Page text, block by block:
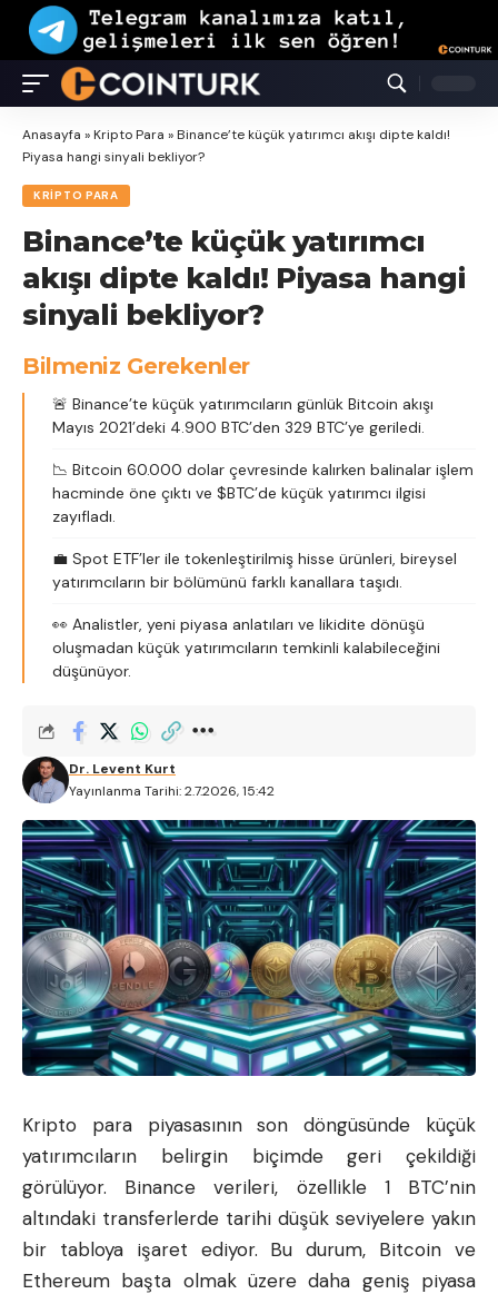
Anasayfa »Kripto Para »Binance’te küçük yatırımcı akışı dipte kaldı!
Piyasa hangi sinyali bekliyor?
KRIPTO PARA
Binance’te küçük yatırımcı
akışı dipte kaldı! Piyasa hangi
sinyali bekliyor?
Bilmeniz Gerekenler
🚨 Binance’te küçük yatırımcıların günlük Bitcoin akışı
Mayıs 2021’deki 4.900 BTC’den 329 BTC’ye geriledi.
📉 Bitcoin 60.000 dolar çevresinde kalırken balinalar işlem
hacminde öne çıktı ve $BTC’de küçük yatırımcı ilgisi
zayıfladı.
💼 Spot ETF’ler ile tokenleştirilmiş hisse ürünleri, bireysel
yatırımcıların bir bölümünü farklı kanallara taşıdı.
👀 Analistler, yeni piyasa anlatıları ve likidite dönüşü
oluşmadan küçük yatırımcıların temkinli kalabileceğini
düşünüyor.
Yayınlanma Tarihi: 2.7.2026, 15:42
Dr. Levent Kurt
Kripto para piyasasının son döngüsünde küçük
yatırımcıların belirgin biçimde geri çekildiği
görülüyor. Binance verileri, özellikle 1 BTC’nin
altındaki transferlerde tarihi düşük seviyelere yakın
bir tabloya işaret ediyor. Bu durum, Bitcoin ve
Ethereum başta olmak üzere daha geniş piyasa